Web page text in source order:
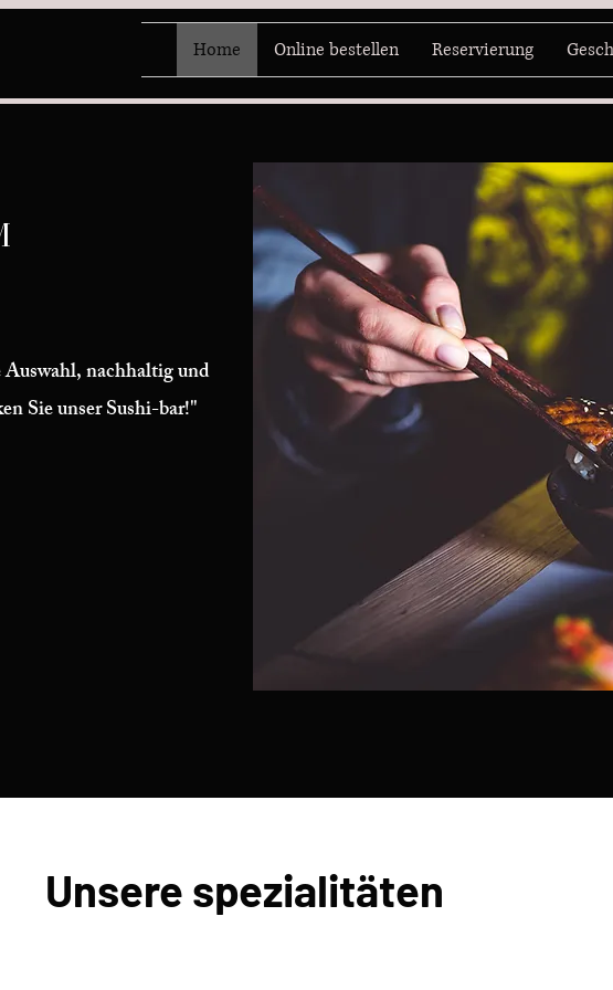
Home Online bestellen Reservierung
nachhaltig und
Sie unser Sushi-bar!"
Unsere spezialitäten